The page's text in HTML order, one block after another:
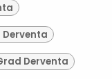
Derventa
Derventa